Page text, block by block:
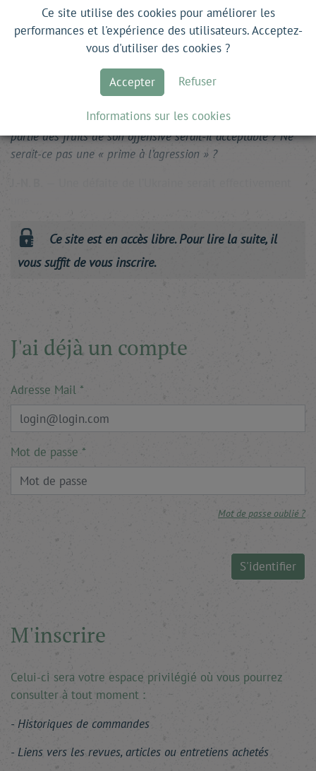
Russie. Que l’on parle de la Pologne, qui a subi des
vagues instrumentalisées de migrants, ou de la Moldavie
et de la Géorgie, qui ont fait l’objet de pressions
insoutenables de la part de la Russie de Vladimir
Poutine, on voit la menace grandir à l’Est.
Un compromis qui laisserait à Poutine au moins une
partie des fruits de son offensive serait-il acceptable ? Ne
serait-ce pas une « prime à l’agression » ?
Ce site est en accès libre. Pour lire la suite, il
vous suffit de vous inscrire.
J'ai déjà un compte
Adresse Mail
Mot de passe
Mot de passe oublié ?
S'identifier
M'inscrire
Celui-ci sera votre espace privilégié où vous pourrez
consulter à tout moment :
Historiques de commandes
Liens vers les revues, articles ou entretiens achetés
Ce site utilise des cookies pour améliorer les
performances et l'expérience des utilisateurs. Acceptez-
vous d'utiliser des cookies ?
Accepter Refuser
Informations sur les cookies